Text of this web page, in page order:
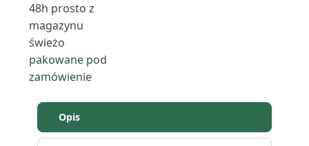
48h prosto z
magazynu
świeżo
pakowane pod
zamówienie
Opis